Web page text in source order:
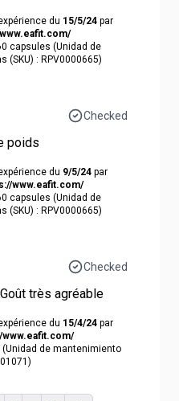
du 15/5/24 par
capsules (Unidad de
: RPV0000665)
Checked
poids
du 9/5/24 par
www.eafit.com/
capsules (Unidad de
: RPV0000665)
Checked
très agréable
du 15/4/24 par
www.eafit.com/
(Unidad de mantenimiento